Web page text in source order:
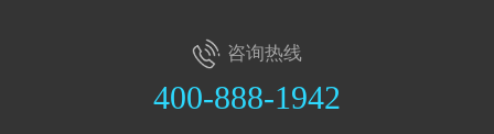
咨询热线
400-888-1942